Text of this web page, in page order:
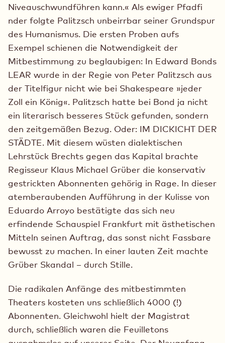
Niveauschwundführen kann.« Als ewiger Pfadfi
nder folgte Palitzsch unbeirrbar seiner Grundspur
des Humanismus. Die ersten Proben aufs
Exempel schienen die Notwendigkeit der
Mitbestimmung zu beglaubigen: In Edward Bonds
LEAR wurde in der Regie von Peter Palitzsch aus
der Titelfigur nicht wie bei Shakespeare »jeder
Zoll ein König«. Palitzsch hatte bei Bond ja nicht
ein literarisch besseres Stück gefunden, sondern
den zeitgemäßen Bezug. Oder: IM DICKICHT DER
STÄDTE. Mit diesem wüsten dialektischen
Lehrstück Brechts gegen das Kapital brachte
Regisseur Klaus Michael Grüber die konservativ
gestrickten Abonnenten gehörig in Rage. In dieser
atemberaubenden Aufführung in der Kulisse von
Eduardo Arroyo bestätigte das sich neu
erfindende Schauspiel Frankfurt mit ästhetischen
Mitteln seinen Auftrag, das sonst nicht Fassbare
bewusst zu machen. In einer lauten Zeit machte
Grüber Skandal – durch Stille.
Die radikalen Anfänge des mitbestimmten
Theaters kosteten uns schließlich 4000 (!)
Abonnenten. Gleichwohl hielt der Magistrat
durch, schließlich waren die Feuilletons